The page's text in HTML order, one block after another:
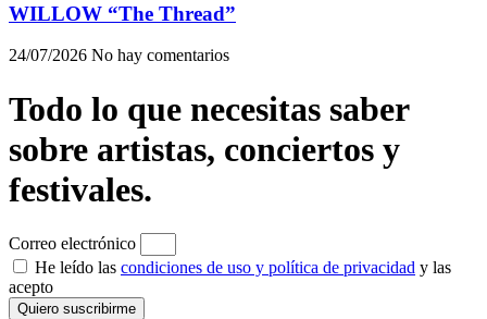
WILLOW “The Thread”
24/07/2026 No hay comentarios
Todo lo que necesitas saber
sobre artistas, conciertos y
festivales.
Correo electrónico
He leído las condiciones de uso y política de privacidad y las
acepto
Quiero suscribirme